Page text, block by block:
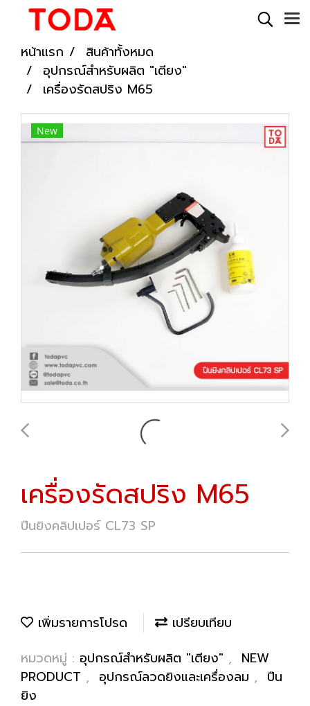
หน้าแรก
สินค้าทั้งหมด
อุปกรณ์สำหรับผลิต "เตียง"
เครื่องรัดสปริง M65
New
เครื่องรัดสปริง M65
ปืนยิงคลิปเปอร์ CL73 SP
เพิ่มรายการโปรด
เปรียบเทียบ
หมวดหมู่ : อุปกรณ์สำหรับผลิต "เตียง" , NEW
PRODUCT , อุปกรณ์ลวดยิงและเครื่องลม , ปืน
ยิง